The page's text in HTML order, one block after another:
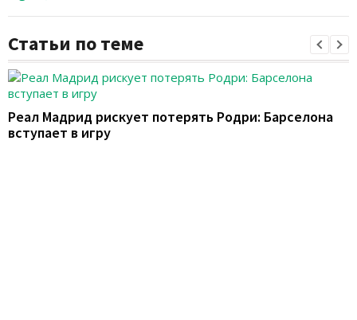
Статьи по теме
Реал Мадрид рискует потерять Родри: Барселона
вступает в игру